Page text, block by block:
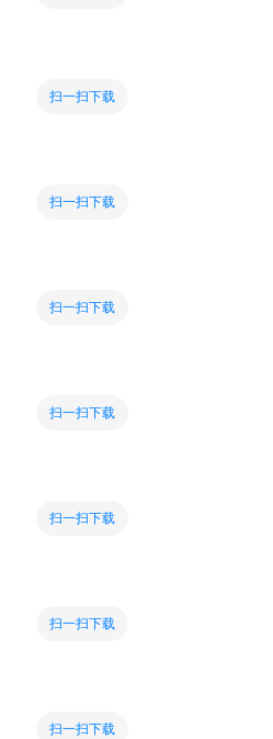
扫一扫下载
扫一扫下载
扫一扫下载
扫一扫下载
扫一扫下载
扫一扫下载
扫一扫下载